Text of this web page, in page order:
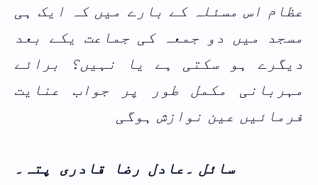
عظام اس مسئلہ کے بارے میں کہ ایک ہی
مسجد میں دو جمعہ کی جماعت یکے بعد
دیگرے ہو سکتی ہے یا نہیں؟ برائے
مہربانی مکمل طور پر جواب عنایت
فرمائیں عین نوازش ہوگی
سائل ۔عادل رضا قادری
پتہ۔